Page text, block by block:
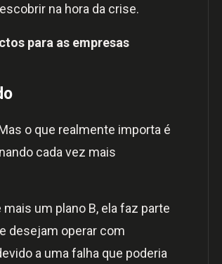
na hora da crise.
para as empresas
o que realmente importa é
cada vez mais
um plano B, ela faz parte
desejam operar com
a uma falha que poderia